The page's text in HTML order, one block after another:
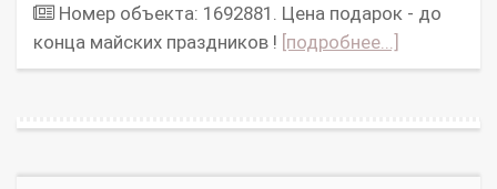
Номер объекта: 1692881. Цена подарок - до
конца майских праздников ! [подробнее...]